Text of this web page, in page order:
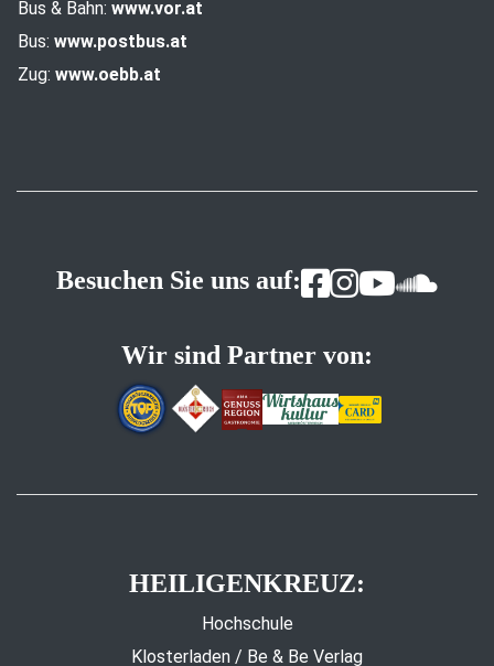
Bus & Bahn: www.vor.at
Bus: www.postbus.at
Zug: www.oebb.at
Besuchen Sie uns auf:
Wir sind Partner von:
HEILIGENKREUZ:
Hochschule
Klosterladen / Be & Be Verlag